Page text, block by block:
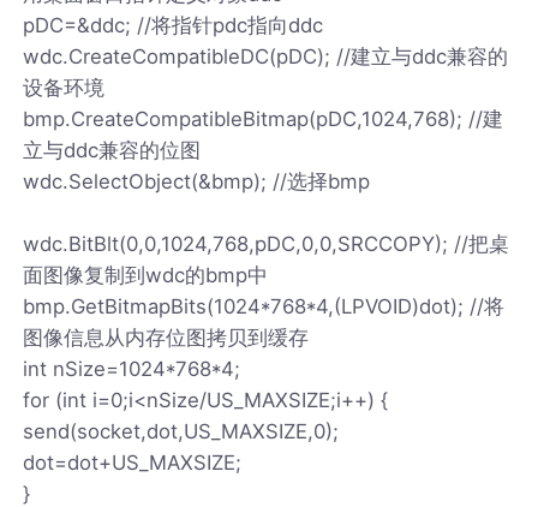
pDC=&ddc; //将指针pdc指向ddc
wdc.CreateCompatibleDC(pDC); //建立与ddc兼容的
设备环境
bmp.CreateCompatibleBitmap(pDC,1024,768); //建
立与ddc兼容的位图
wdc.SelectObject(&bmp); //选择bmp
wdc.BitBlt(0,0,1024,768,pDC,0,0,SRCCOPY); //把桌
面图像复制到wdc的bmp中
bmp.GetBitmapBits(1024*768*4,(LPVOID)dot); //将
图像信息从内存位图拷贝到缓存
int nSize=1024*768*4;
for (int i=0;i<nSize/US_MAXSIZE;i++) {
send(socket,dot,US_MAXSIZE,0);
dot=dot+US_MAXSIZE;
}